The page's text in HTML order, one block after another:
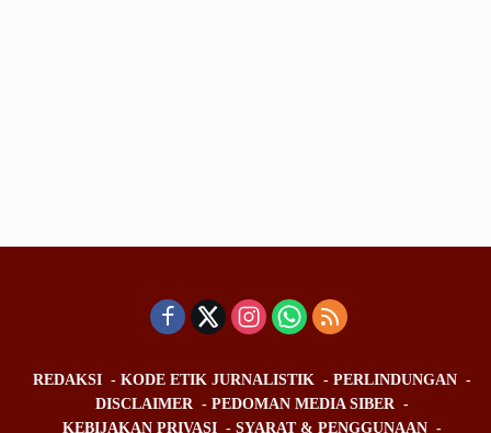
REDAKSI KODE ETIK JURNALISTIK
PERLINDUNGAN
DISCLAIMER
PEDOMAN MEDIA SIBER
KEBIJAKAN PRIVASI
SYARAT & PENGGUNAAN